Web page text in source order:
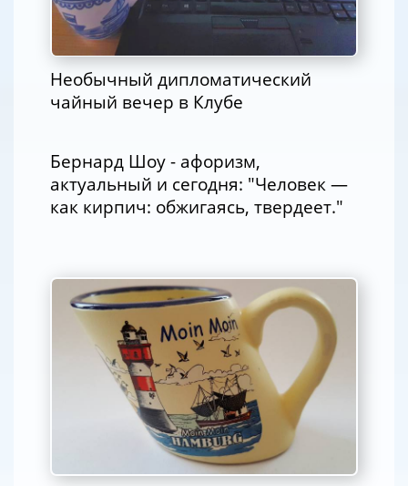
Необычный дипломатический
чайный вечер в Клубе
Бернард Шоу - афоризм,
актуальный и сегодня: "Человек —
как кирпич: обжигаясь, твердеет."